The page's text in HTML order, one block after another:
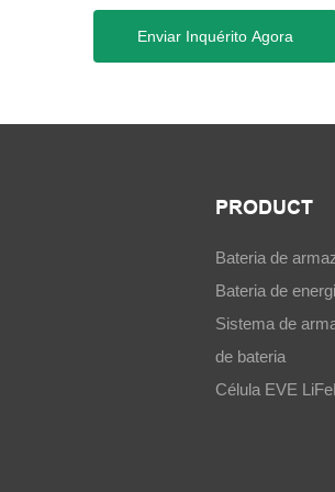
Enviar Inquérito Agora
PRODUCT
Bateria de
Bateria de
Sistema de
de bateria
Célula EVE